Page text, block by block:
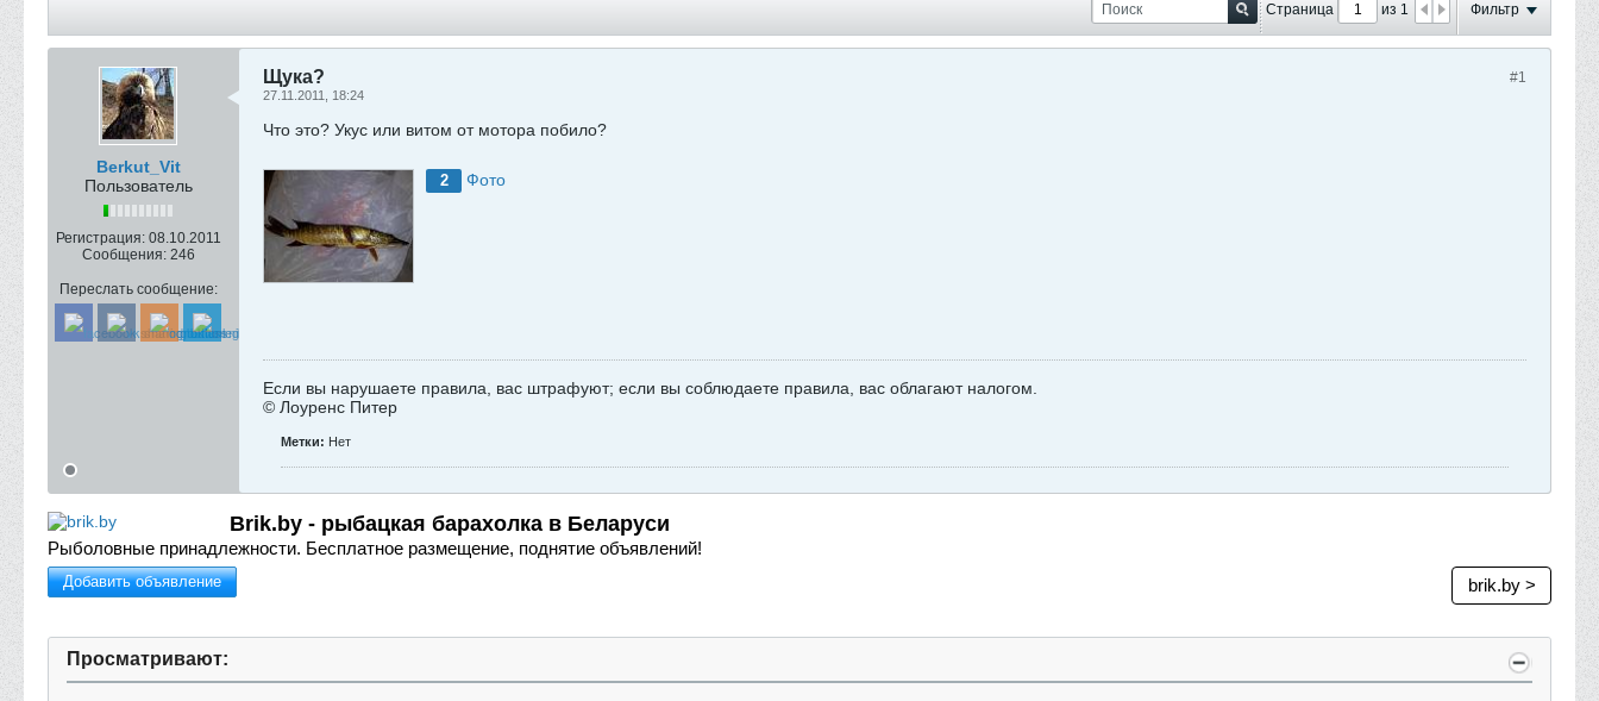
Страница из 1 Фильтр
Berkut_Vit
Пользователь
Регистрация: 08.10.2011
Сообщения: 246
Переслать сообщение:
#1
Щука?
27.11.2011, 18:24
Что это? Укус или витом от мотора побило?
2 Фото
Если вы нарушаете правила, вас штрафуют; если вы соблюдаете правила, вас облагают налогом.
© Лоуренс Питер
Метки: Нет
Brik.by - рыбацкая барахолка в Беларуси
Рыболовные принадлежности. Бесплатное размещение, поднятие объявлений!
Добавить объявление brik.by >
Просматривают: